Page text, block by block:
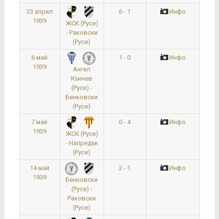
23 април
1939
ЖСК (Русе)
- Раковски
(Русе)
6 - 1 Инфо
6 май
1939
Ангел
Кънчев
(Русе) -
Бенковски
(Русе)
1 - 0 Инфо
7 май
1939
ЖСК (Русе)
- Напредък
(Русе)
0 - 4 Инфо
14 май
1939
Бенковски
(Русе) -
Раковски
(Русе)
2 - 1 Инфо